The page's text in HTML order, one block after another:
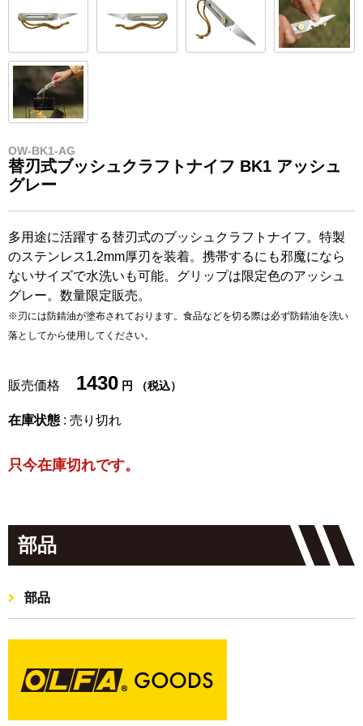
OW-BK1-AG
替刃式ブッシュクラフトナイフ BK1 アッシュ
グレー
多用途に活躍する替刃式のブッシュクラフトナイフ。特製
のステンレス1.2mm厚刃を装着。携帯するにも邪魔になら
ないサイズで水洗いも可能。グリップは限定色のアッシュ
グレー。数量限定販売。
※刃には防錆油が塗布されております。食品などを切る際は必ず防錆油を洗い
落としてから使用してください。
販売価格 1430 円 （税込）
在庫状態 : 売り切れ
只今在庫切れです。
部品
部品